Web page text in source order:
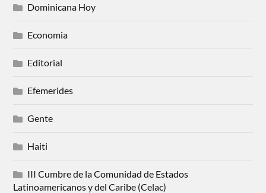
Dominicana Hoy
Economia
Editorial
Efemerides
Gente
Haiti
III Cumbre de la Comunidad de Estados
Latinoamericanos y del Caribe (Celac)